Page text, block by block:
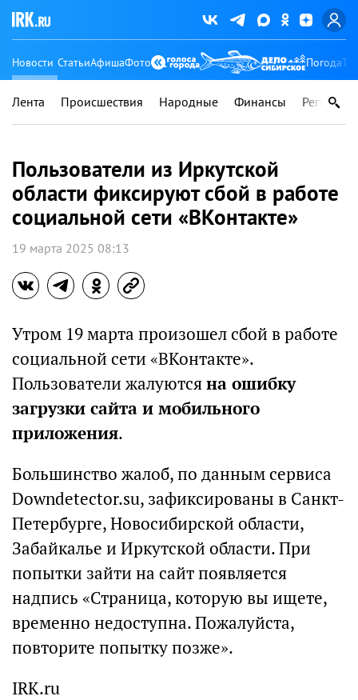
Новости СтатьиАфишаФото Погода
Лента Происшествия Народные Финансы Регионы
Пользователи из Иркутской
области фиксируют сбой в работе
социальной сети «ВКонтакте»
19 марта 2025 08:13
Утром 19 марта произошел сбой в работе
социальной сети «ВКонтакте».
Пользователи жалуютсяна ошибку
загрузки сайта и мобильного
приложения.
Большинство жалоб, по данным сервиса
Downdetector.su, зафиксированы в Санкт-
Петербурге, Новосибирской области,
Забайкалье и Иркутской области. При
попытки зайти на сайт появляется
надпись «Страница, которую вы ищете,
временно недоступна. Пожалуйста,
повторите попытку позже».
IRK.ru